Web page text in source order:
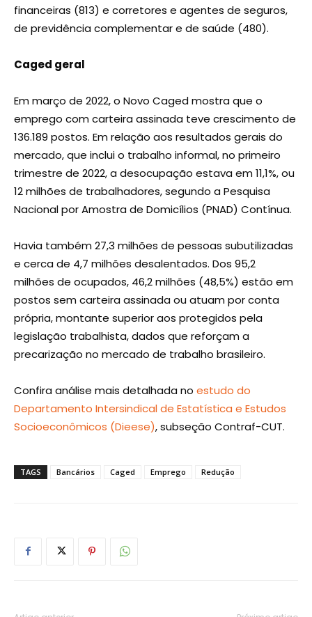
financeiras (813) e corretores e agentes de seguros,
de previdência complementar e de saúde (480).
Caged geral
Em março de 2022, o Novo Caged mostra que o
emprego com carteira assinada teve crescimento de
136.189 postos. Em relação aos resultados gerais do
mercado, que inclui o trabalho informal, no primeiro
trimestre de 2022, a desocupação estava em 11,1%, ou
12 milhões de trabalhadores, segundo a Pesquisa
Nacional por Amostra de Domicílios (PNAD) Contínua.
Havia também 27,3 milhões de pessoas subutilizadas
e cerca de 4,7 milhões desalentados. Dos 95,2
milhões de ocupados, 46,2 milhões (48,5%) estão em
postos sem carteira assinada ou atuam por conta
própria, montante superior aos protegidos pela
legislação trabalhista, dados que reforçam a
precarização no mercado de trabalho brasileiro.
Confira análise mais detalhada no estudo do
Departamento Intersindical de Estatística e Estudos
Socioeconômicos (Dieese), subseção Contraf-CUT.
TAGS Bancários Caged Emprego Redução